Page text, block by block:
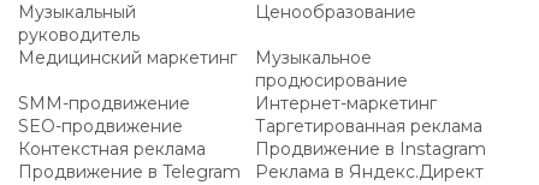
Музыкальный
руководитель
Ценообразование
Медицинский маркетинг
Музыкальное
продюсирование
SMM-продвижение
Интернет-маркетинг
SEO-продвижение
Таргетированная реклама
Контекстная реклама
Продвижение в Instagram
Продвижение в Telegram
Реклама в Яндекс.Директ